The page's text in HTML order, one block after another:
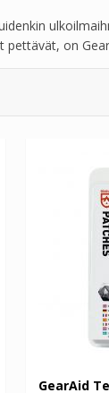
on
GearAid